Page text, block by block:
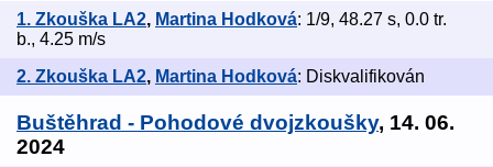
1. Zkouška LA2, Martina Hodková: 1/9, 48.27 s, 0.0 tr.
b., 4.25 m/s
2. Zkouška LA2, Martina Hodková: Diskvalifikován
Buštěhrad - Pohodové dvojzkoušky, 14. 06.
2024